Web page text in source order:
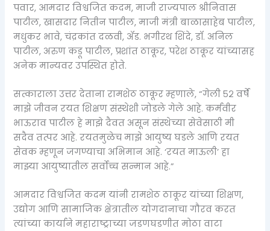
पवार, आमदार विश्वजित कदम, माजी राज्यपाल श्रीनिवास
पाटील, खासदार नितीन पाटील, माजी मंत्री बाळासाहेब पाटील,
मधुकर भावे, चंद्रकांत दळवी, ॲड. भगीरथ शिंदे, डॉ. अनिल
पाटील, अरुण कडू पाटील, प्रशांत ठाकूर, परेश ठाकूर यांच्यासह
अनेक मान्यवर उपस्थित होते.
सत्काराला उत्तर देताना रामशेठ ठाकूर म्हणाले, “गेली ५२ वर्षे
माझे जीवन रयत शिक्षण संस्थेशी जोडले गेले आहे. कर्मवीर
भाऊराव पाटील हे माझे दैवत असून संस्थेच्या सेवेसाठी मी
सदैव तत्पर आहे. रयतमुळेच माझे आयुष्य घडले आणि रयत
सेवक म्हणून जगण्याचा अभिमान आहे. ‘रयत माऊली’ हा
माझ्या आयुष्यातील सर्वोच्च सन्मान आहे.”
आमदार विश्वजित कदम यांनी रामशेठ ठाकूर यांच्या शिक्षण,
उद्योग आणि सामाजिक क्षेत्रातील योगदानाचा गौरव करत
त्यांच्या कार्याने महाराष्ट्राच्या जडणघडणीत मोठा वाटा